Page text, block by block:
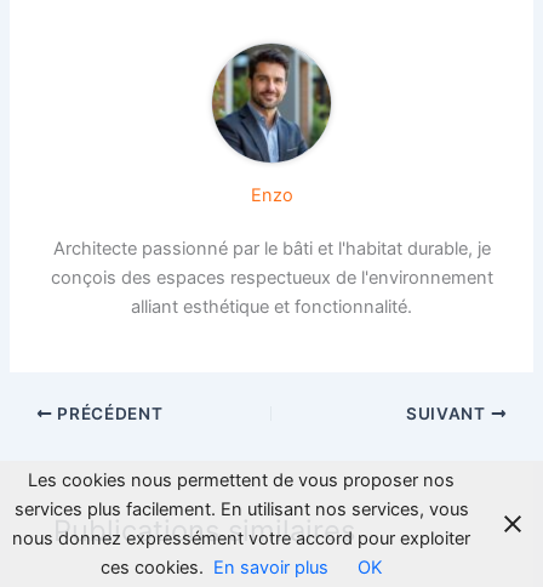
Enzo
Architecte passionné par le bâti et l'habitat durable, je
conçois des espaces respectueux de l'environnement
alliant esthétique et fonctionnalité.
PRÉCÉDENT SUIVANT
Publications similaires
Les cookies nous permettent de vous proposer nos
services plus facilement. En utilisant nos services, vous
nous donnez expressément votre accord pour exploiter
ces cookies. En savoir plus OK